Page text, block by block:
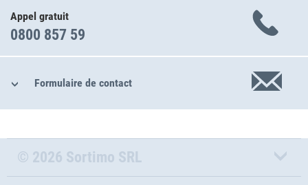
Appel gratuit
0800 857 59
Formulaire de contact
© 2026 Sortimo SRL